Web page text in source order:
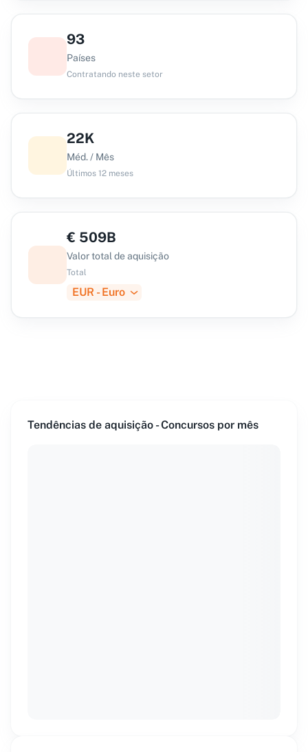
93
Países
Contratando neste setor
22K
Méd. / Mês
Últimos 12 meses
€ 509B
Valor total de aquisição
Total
EUR - Euro
Tendências de aquisição - Concursos por mês